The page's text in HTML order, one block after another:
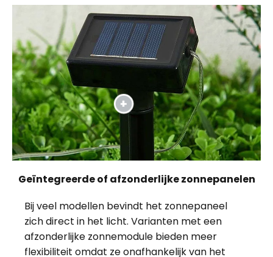
Geïntegreerde of afzonderlijke zonnepanelen
Bij veel modellen bevindt het zonnepaneel
zich direct in het licht. Varianten met een
afzonderlijke zonnemodule bieden meer
flexibiliteit omdat ze onafhankelijk van het